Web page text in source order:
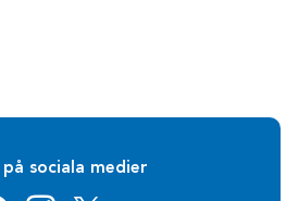
på sociala medier